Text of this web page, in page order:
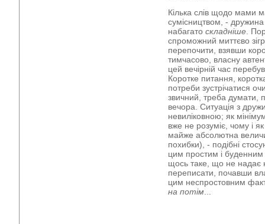
Кілька слів щодо мами
сумісництвом, -
набагато складніше .
спроможний миттєво
перепочити, взявши
тимчасово, власну
цей вечірній час
Коротке питання,
потреби зустрічатися
звичний, треба думати,
вечора. Ситуація з
невиліковною; як
вже не розуміє, чому і
майже абсолютна
похибки), - подібні
цим простим і
щось таке, що не надає
переписати, почавши
цим неспростовним
на потім